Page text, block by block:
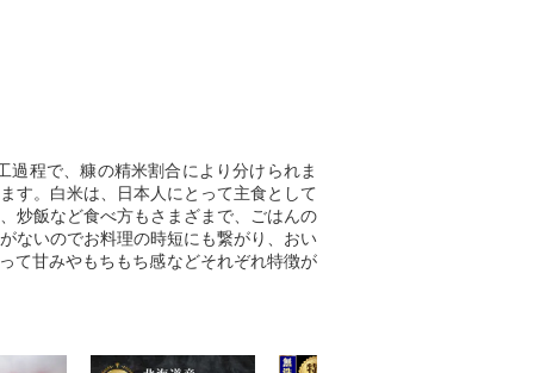
程で、糠の精米割合により分けられま
す。白米は、日本人にとって主食として
炒飯など食べ方もさまざまで、ごはんの
ないのでお料理の時短にも繋がり、おい
て甘みやもちもち感などそれぞれ特徴が